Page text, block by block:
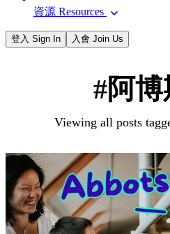
資源 Resources
登入 Sign In 入會 Join Us
#阿
Viewing all posts